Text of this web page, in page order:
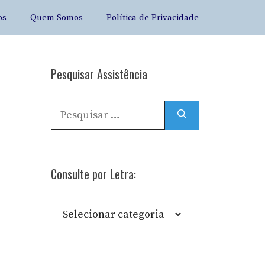
Quem Somos Política de Privacidade
Pesquisar Assistência
Pesquisar
por:
Consulte por Letra:
Consulte